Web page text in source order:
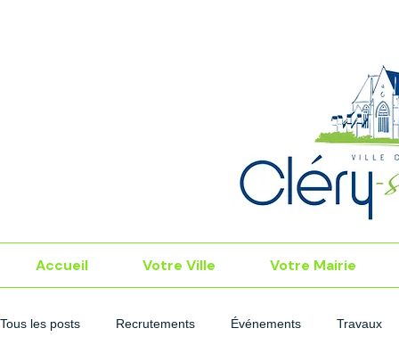
Accueil Votre Ville Votre Mairie
Tous les posts Recrutements Événements Travaux